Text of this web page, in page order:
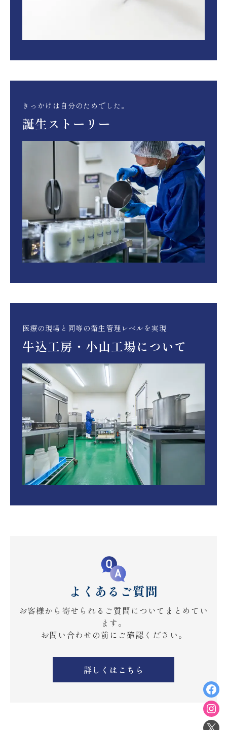
きっかけは自分のためでした。
誕生ストーリー
医療の現場と同等の衛生管理レベルを実現
牛込工房・小山工場について
よくあるご質問
お客様から寄せられるご質問についてまとめてい
ます。
お問い合わせの前にご確認ください。
詳しくはこちら